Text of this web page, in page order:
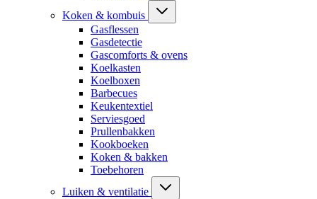
Koken & kombuis
Gasflessen
Gasdetectie
Gascomforts & ovens
Koelkasten
Koelboxen
Barbecues
Keukentextiel
Serviesgoed
Prullenbakken
Kookboeken
Koken & bakken
Toebehoren
Luiken & ventilatie